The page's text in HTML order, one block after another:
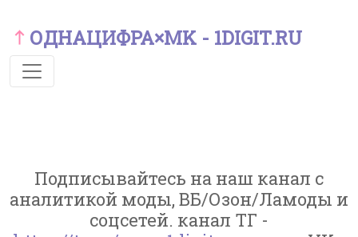
ОДНАЦИФРА×MK - 1DIGIT.RU
Подписывайтесь на наш канал с
аналитикой моды, ВБ/Озон/Ламоды и
соцсетей. канал ТГ -